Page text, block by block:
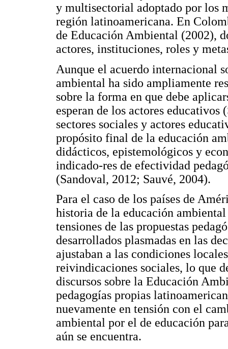
y multisectorial adoptado por los
región latinoamericana. En
de Educación Ambiental (2002),
actores, instituciones, roles y
Aunque el acuerdo internacional
ambiental ha sido ampliamente
sobre la forma en que debe
esperan de los actores
sectores sociales y actores
propósito final de la educación
didácticos, epistemológicos y
indicado-res de efectividad
(Sandoval, 2012; Sauvé, 2004).
Para el caso de los países de
historia de la educación
tensiones de las propuestas
desarrollados plasmadas en las
ajustaban a las condiciones
reivindicaciones sociales, lo que
discursos sobre la Educación
pedagogías propias
nuevamente en tensión con el
ambiental por el de educación
aún se encuentra.